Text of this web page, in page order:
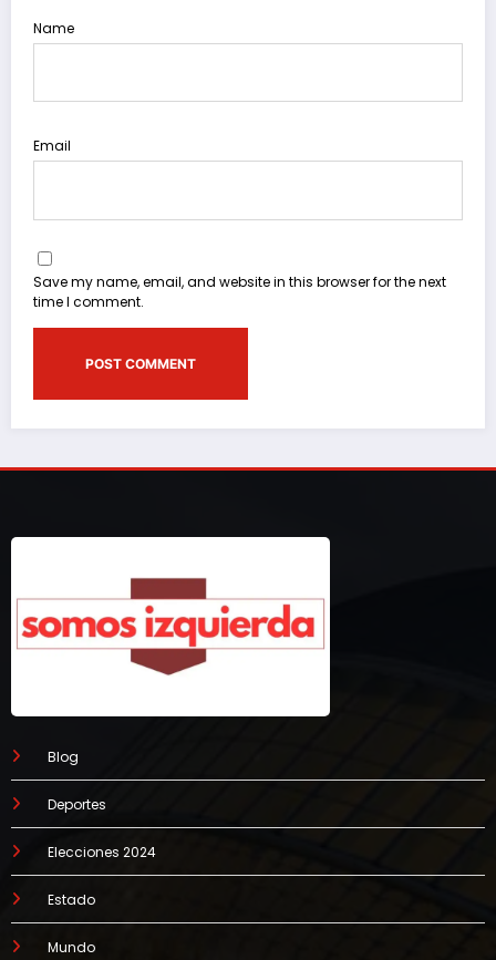
Name
Email
Save my name, email, and website in this browser for the next
time I comment.
Blog
Deportes
Elecciones 2024
Estado
Mundo